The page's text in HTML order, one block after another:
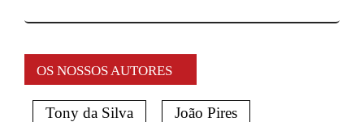
OS NOSSOS AUTORES
Tony da Silva
João Pires